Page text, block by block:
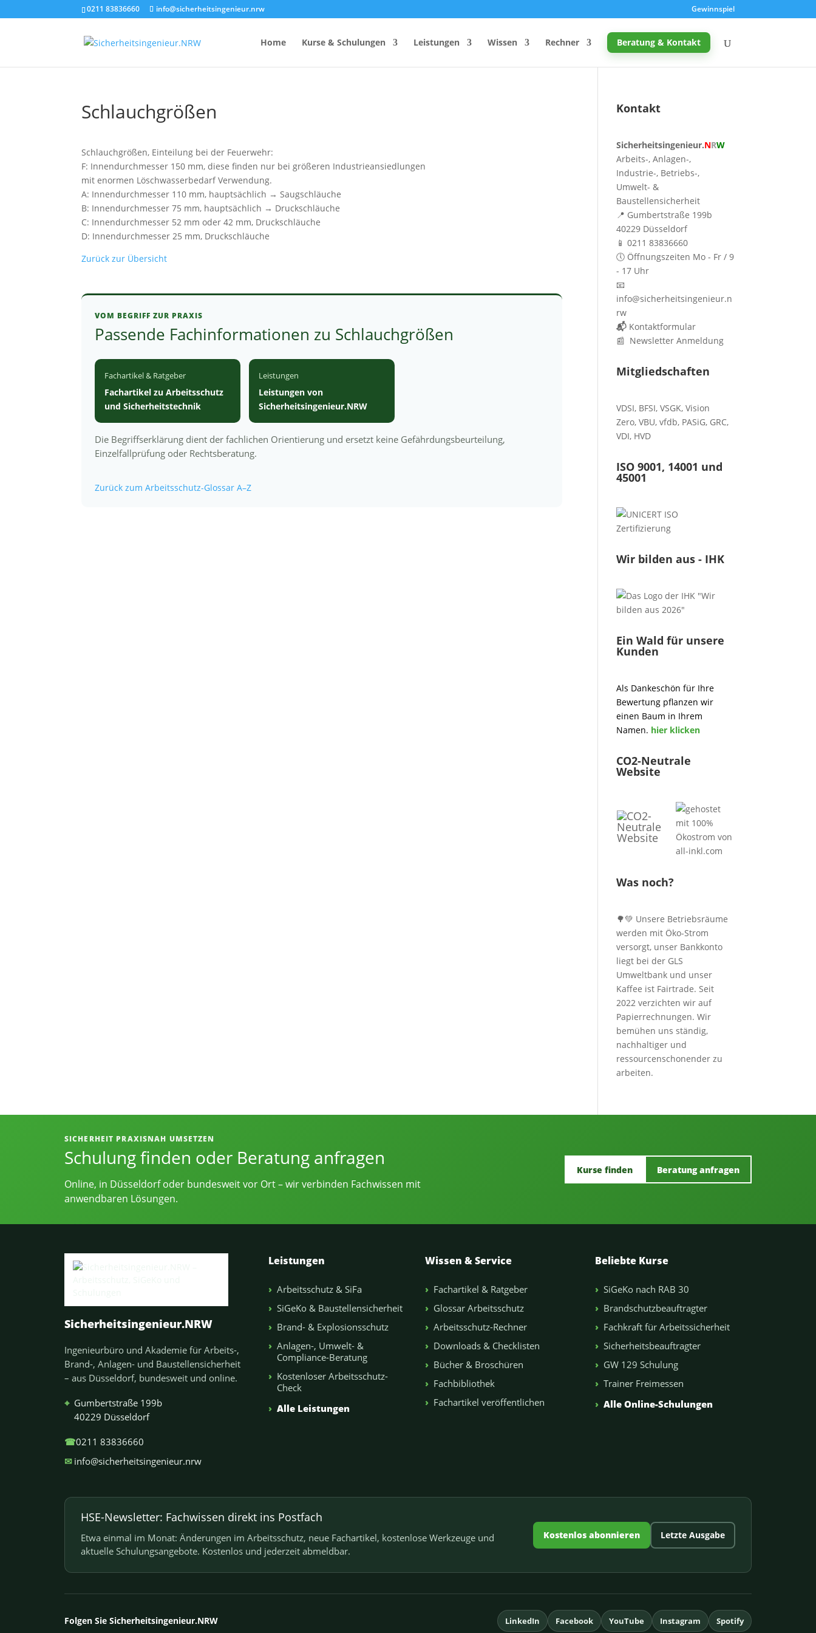
0211 83836660 info@sicherheitsingenieur.nrw Gewinnspiel
Home Kurse & Schulungen Leistungen Wissen Rechner
Feuerlöscher-Rechner
Kosten eines Brandschutzkonzepts
Schreibtischhöhe berechnen
Mutterschutz: Frist berechnen
Taupunkt & Schimmelgefahr
Beratung & Kontakt
Schlauchgrößen
Schlauchgrößen, Einteilung bei der Feuerwehr:
F: Innendurchmesser 150 mm, diese finden nur bei größeren Industrieansiedlungen
mit enormen Löschwasserbedarf Verwendung.
A: Innendurchmesser 110 mm, hauptsächlich → Saugschläuche
B: Innendurchmesser 75 mm, hauptsächlich → Druckschläuche
C: Innendurchmesser 52 mm oder 42 mm, Druckschläuche
D: Innendurchmesser 25 mm, Druckschläuche
Zurück zur Übersicht
VOM BEGRIFF ZUR PRAXIS
Passende Fachinformationen zu Schlauchgrößen
Fachartikel & Ratgeber
Fachartikel zu Arbeitsschutz
und Sicherheitstechnik
Leistungen
Leistungen von
Sicherheitsingenieur.NRW
Die Begriffserklärung dient der fachlichen Orientierung und ersetzt keine Gefährdungsbeurteilung,
Einzelfallprüfung oder Rechtsberatung.
Zurück zum Arbeitsschutz-Glossar A–Z
Kontakt
Sicherheitsingenieur.NRW
Arbeits-, Anlagen-,
Industrie-, Betriebs-,
Umwelt- &
Baustellensicherheit
📍 Gumbertstraße 199b
40229 Düsseldorf
📱 0211 83836660
🕔 Öffnungszeiten Mo - Fr / 9
- 17 Uhr
📧
info@sicherheitsingenieur.n
rw
📬 Kontaktformular
📰 Newsletter Anmeldung
Mitgliedschaften
VDSI, BFSI,VSGK,Vision
Zero,VBU,vfdb, PASiG, GRC,
VDI, HVD
ISO 9001, 14001 und
45001
Wir bilden aus - IHK
Ein Wald für unsere
Kunden
Als Dankeschön für Ihre
Bewertung pflanzen wir
einen Baum in Ihrem
Namen. hier klicken
CO2-Neutrale
Website
Was noch?
🌳💚 Unsere Betriebsräume
werden mit Öko-Strom
versorgt, unser Bankkonto
liegt bei der GLS
Umweltbank und unser
Kaffee ist Fairtrade. Seit
2022 verzichten wir auf
Papierrechnungen. Wir
bemühen uns ständig,
nachhaltiger und
ressourcenschonender zu
arbeiten.
Informationen, Kontakt und Angebote von Sicherheitsingenieur.NRW
SICHERHEIT PRAXISNAH UMSETZEN
Schulung finden oder Beratung anfragen
Online, in Düsseldorf oder bundesweit vor Ort – wir verbinden Fachwissen mit
anwendbaren Lösungen.
Kurse finden Beratung anfragen
Sicherheitsingenieur.NRW
Ingenieurbüro und Akademie für Arbeits-,
Brand-, Anlagen- und Baustellensicherheit
– aus Düsseldorf, bundesweit und online.
⌖ Gumbertstraße 199b
40229 Düsseldorf
☎0211 83836660
✉ info@sicherheitsingenieur.nrw
Leistungen
Arbeitsschutz & SiFa
SiGeKo & Baustellensicherheit
Brand- & Explosionsschutz
Anlagen-, Umwelt- &
Compliance-Beratung
Kostenloser Arbeitsschutz-
Check
Alle Leistungen
Wissen & Service
Fachartikel & Ratgeber
Glossar Arbeitsschutz
Arbeitsschutz-Rechner
Downloads & Checklisten
Bücher & Broschüren
Fachbibliothek
Fachartikel veröffentlichen
Beliebte Kurse
SiGeKo nach RAB 30
Brandschutzbeauftragter
Fachkraft für Arbeitssicherheit
Sicherheitsbeauftragter
GW 129 Schulung
Trainer Freimessen
Alle Online-Schulungen
HSE-Newsletter: Fachwissen direkt ins Postfach
Etwa einmal im Monat: Änderungen im Arbeitsschutz, neue Fachartikel, kostenlose Werkzeuge und
aktuelle Schulungsangebote. Kostenlos und jederzeit abmeldbar.
Kostenlos abonnieren Letzte Ausgabe
Folgen Sie Sicherheitsingenieur.NRW LinkedIn Facebook YouTube Instagram Spotify